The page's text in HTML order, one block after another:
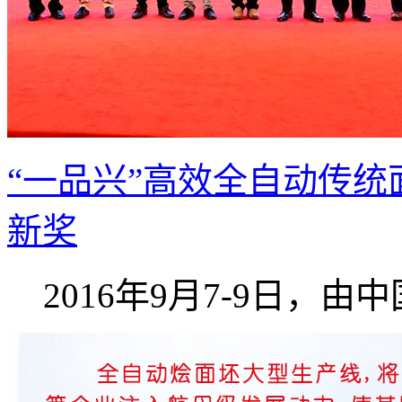
“一品兴”高效全自动传
新奖
2016年9月7-9日，由中